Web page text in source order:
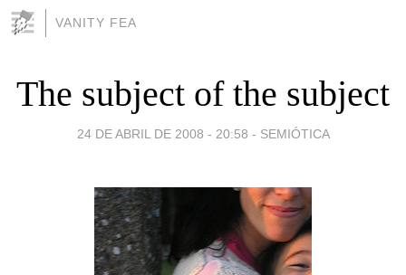
VANITY FEA
The subject of the subject
24 DE ABRIL DE 2008 - 20:58 - SEMIÓTICA